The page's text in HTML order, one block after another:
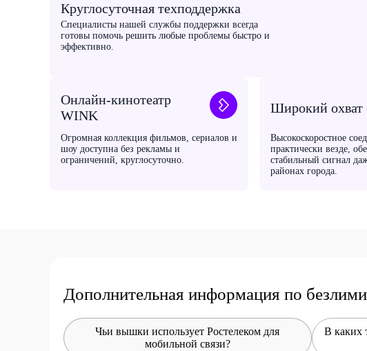
Круглосуточная техподдержка
Специалисты нашей службы поддержки всегда
готовы помочь решить любые проблемы быстро и
эффективно.
Онлайн-кинотеатр
WINK
Огромная коллекция фильмов, сериалов и
шоу доступна без рекламы и
ограничений, круглосуточно.
Широкий охват
Высокоскоростное
практически везде,
стабильный сигнал
районах города.
Дополнительная информация по
Чьи вышки использует Ростелеком для
мобильной связи?
В каких